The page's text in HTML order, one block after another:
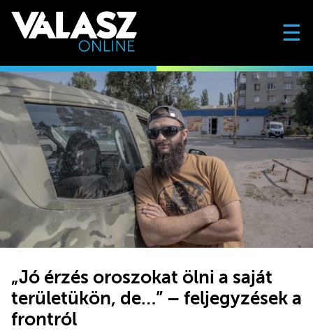
☰
„Jó érzés oroszokat ölni a saját
területükön, de…” – feljegyzések a
frontról